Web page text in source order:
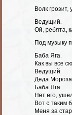
Волк грозит,
Ведущий.
Ой, ребята,
Под музыку
Баба Яга.
Как вы все
Ведущий.
Деда
Баба Яга.
Нет его,
Вот с таким
Меня за